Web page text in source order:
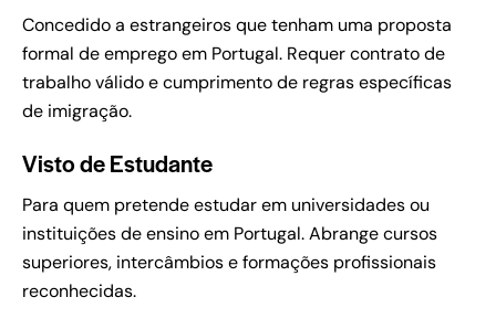
Concedido a estrangeiros que tenham uma proposta
formal de emprego em Portugal. Requer contrato de
trabalho válido e cumprimento de regras específicas
de imigração.
Visto de Estudante
Para quem pretende estudar em universidades ou
instituições de ensino em Portugal. Abrange cursos
superiores, intercâmbios e formações profissionais
reconhecidas.